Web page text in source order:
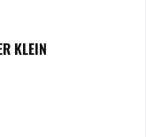
KLEIN